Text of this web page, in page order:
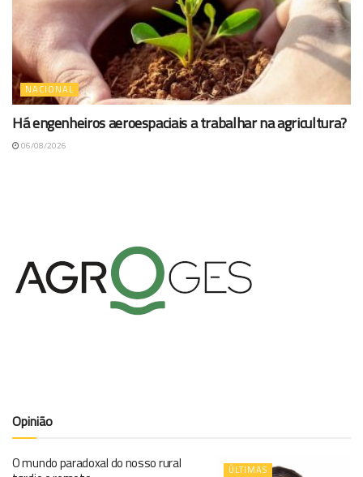
NACIONAL
Há engenheiros aeroespaciais a trabalhar na agricultura?
06/08/2026
Opinião
ÚLTIMAS
O mundo paradoxal do nosso rural